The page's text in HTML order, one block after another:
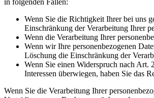
in folgenden Fällen:
Wenn Sie die Richtigkeit Ihrer bei uns
Einschränkung der Verarbeitung Ihrer
Wenn die Verarbeitung Ihrer
Wenn wir Ihre personenbezogenen
Löschung die Einschränkung der
Wenn Sie einen Widerspruch nach Art.
Interessen überwiegen, haben Sie das
Wenn Sie die Verarbeitung Ihrer